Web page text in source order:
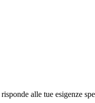
alle tue esigenze